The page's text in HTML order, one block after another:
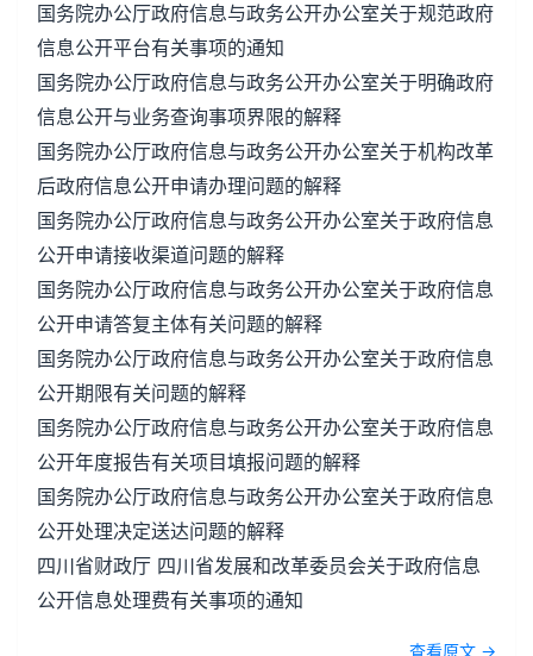
国务院办公厅政府信息与政务公开办公室关于规范政府
信息公开平台有关事项的通知
国务院办公厅政府信息与政务公开办公室关于明确政府
信息公开与业务查询事项界限的解释
国务院办公厅政府信息与政务公开办公室关于机构改革
后政府信息公开申请办理问题的解释
国务院办公厅政府信息与政务公开办公室关于政府信息
公开申请接收渠道问题的解释
国务院办公厅政府信息与政务公开办公室关于政府信息
公开申请答复主体有关问题的解释
国务院办公厅政府信息与政务公开办公室关于政府信息
公开期限有关问题的解释
国务院办公厅政府信息与政务公开办公室关于政府信息
公开年度报告有关项目填报问题的解释
国务院办公厅政府信息与政务公开办公室关于政府信息
公开处理决定送达问题的解释
四川省财政厅 四川省发展和改革委员会关于政府信息
公开信息处理费有关事项的通知
查看原文 →